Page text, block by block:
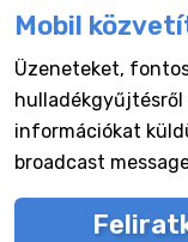
Mobil
Üzeneteket,
hulladékgyűjtésről
információkat
broadcast